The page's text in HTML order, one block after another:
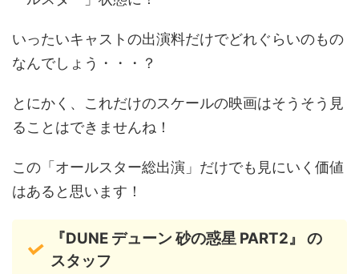
いったいキャストの出演料だけでどれぐらいのもの
なんでしょう・・・？
とにかく、これだけのスケールの映画はそうそう見
ることはできませんね！
この「オールスター総出演」だけでも見にいく価値
はあると思います！
『DUNE デューン 砂の惑星 PART2』 の
スタッフ